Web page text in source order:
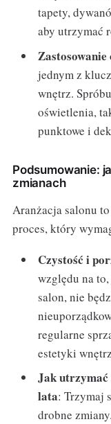
tapety,
aby utrzymać
jednym z
wnętrz.
oświetlenia,
punktowe i
Podsumowanie:
zmianach
Aranżacja salonu
proces, który
Czystość i
względu na
salon, nie
regularne
estetyki
Jak utrzymać
lata: Trzymaj
drobne